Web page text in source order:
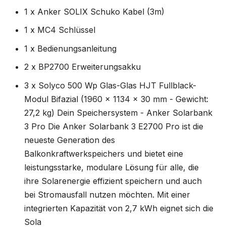
1 x Anker SOLIX Schuko Kabel (3m)
1 x MC4 Schlüssel
1 x Bedienungsanleitung
2 x BP2700 Erweiterungsakku
3 x Solyco 500 Wp Glas-Glas HJT Fullblack-
Modul Bifazial (1960 x 1134 x 30 mm - Gewicht:
27,2 kg) Dein Speichersystem - Anker Solarbank
3 Pro Die Anker Solarbank 3 E2700 Pro ist die
neueste Generation des
Balkonkraftwerkspeichers und bietet eine
leistungsstarke, modulare Lösung für alle, die
ihre Solarenergie effizient speichern und auch
bei Stromausfall nutzen möchten. Mit einer
integrierten Kapazität von 2,7 kWh eignet sich die
Sola